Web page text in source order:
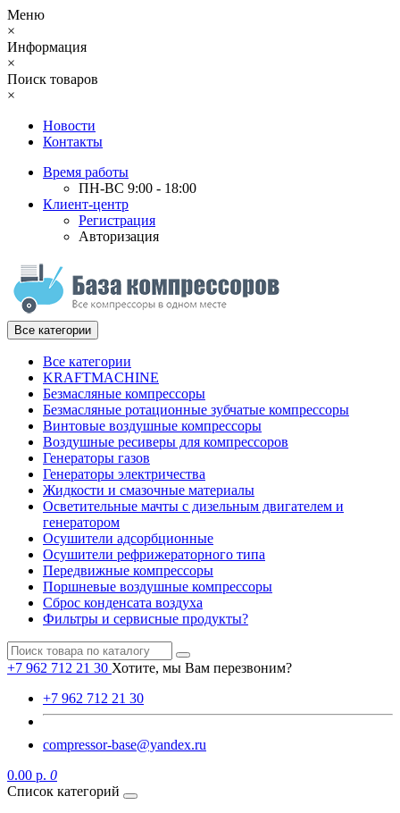
Меню
×
Информация
×
Поиск товаров
×
Новости
Контакты
Время работы
ПН-ВС 9:00 - 18:00
Клиент-центр
Регистрация
Авторизация
Все категории
Все категории
KRAFTMACHINE
Безмасляные компрессоры
Безмасляные ротационные зубчатые компрессоры
Винтовые воздушные компрессоры
Воздушные ресиверы для компрессоров
Генераторы газов
Генераторы электричества
Жидкости и смазочные материалы
Осветительные мачты с дизельным двигателем и
генератором
Осушители адсорбционные
Осушители рефрижераторного типа
Передвижные компрессоры
Поршневые воздушные компрессоры
Сброс конденсата воздуха
Фильтры и сервисные продукты?
+7 962 712 21 30 Хотите, мы Вам перезвоним?
+7 962 712 21 30
compressor-base@yandex.ru
0.00 р. 0
Список категорий